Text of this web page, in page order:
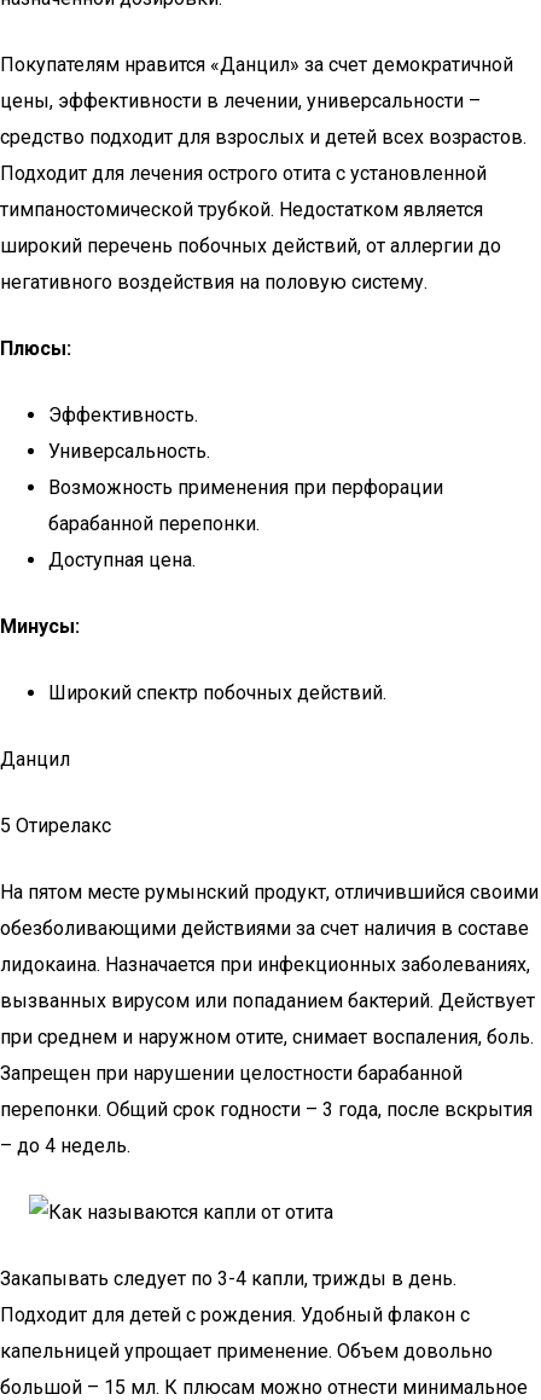
Покупателям нравится «Данцил» за счет демократичной
цены, эффективности в лечении, универсальности –
средство подходит для взрослых и детей всех возрастов.
Подходит для лечения острого отита с установленной
тимпаностомической трубкой. Недостатком является
широкий перечень побочных действий, от аллергии до
негативного воздействия на половую систему.
Плюсы:
Эффективность.
Универсальность.
Возможность применения при перфорации
барабанной перепонки.
Доступная цена.
Минусы:
Широкий спектр побочных действий.
Данцил
5 Отирелакс
На пятом месте румынский продукт, отличившийся своими
обезболивающими действиями за счет наличия в составе
лидокаина. Назначается при инфекционных заболеваниях,
вызванных вирусом или попаданием бактерий. Действует
при среднем и наружном отите, снимает воспаления, боль.
Запрещен при нарушении целостности барабанной
перепонки. Общий срок годности – 3 года, после вскрытия
– до 4 недель.
Закапывать следует по 3-4 капли, трижды в день.
Подходит для детей с рождения. Удобный флакон с
капельницей упрощает применение. Объем довольно
большой – 15 мл. К плюсам можно отнести минимальное